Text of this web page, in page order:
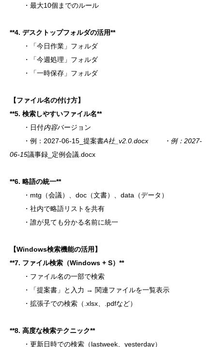
・最大10個までのルール
**4. デスクトップフォルダの活用**
・「今日作業」フォルダ
・「今週処理」フォルダ
・「一時保存」フォルダ
【ファイル名の付け方】
**5. 検索しやすいファイル名**
・日付内容バージョン
・例：2027-06-15_提案書A社_v2.0.docx ・例：2027-
06-15議事録_定例会議.docx
**6. 略語の統一**
・mtg（会議）、doc（文書）、data（データ）
・社内で略語リストを共有
・誰が見ても分かる名前に統一
【Windows検索機能の活用】
**7. ファイル検索（Windows + S）**
・ファイル名の一部で検索
・「提案書」と入力 → 関連ファイルを一覧表示
・拡張子での検索（.xlsx、.pdfなど）
**8. 高度な検索テクニック**
・更新日時での検索（lastweek、yesterday）